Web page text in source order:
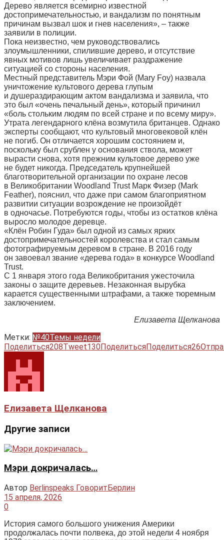
Дерево является всемирно известной
достопримечательностью, и вандализм по понятным
причинам вызвал шок и гнев населения», – также
заявили в полиции.
Пока неизвестно, чем руководствовались
злоумышленники, спилившие дерево, и отсутствие
явных мотивов лишь увеличивает раздражение
ситуацией со стороны населения.
Местный представитель Мэри Фой (Mary Foy) назвала
уничтожение культового дерева глупым
и душераздирающим актом вандализма и заявила, что
это был «очень печальный день», который причинил
«боль стольким людям по всей стране и по всему миру».
Утрата легендарного клёна возмутила британцев. Однако
эксперты сообщают, что культовый многовековой клён
не погиб. Он отличается хорошим состоянием и,
поскольку был срублен у основания ствола, может
вырасти снова, хотя прежним культовое дерево уже
не будет никогда. Председатель крупнейшей
благотворительной организации по охране лесов
в Великобритании Woodland Trust Марк Физер (Mark
Feather), пояснил, что даже при самом благоприятном
развитии ситуации возрождение не произойдёт
в одночасье. Потребуются годы, чтобы из остатков клёна
выросло молодое деревце.
«Клён Робин Гуда» был одной из самых ярких
достопримечательностей королевства и стал самым
фотографируемым деревом в стране. В 2016 году
он завоевал звание «дерева года» в конкурсе Woodland
Trust.
С 1 января этого года Великобритания ужесточила
законы о защите деревьев. Незаконная вырубка
карается существенными штрафами, а также тюремным
заключением.
Елизавета Щелканова
Метки: №40Темы недели
Поделиться208Tweet130ПоделитьсяПоделиться26
Елизавета Щелканова
Другие записи
Мэри докричалась…
Автор Berlinspeaks ГоворитБерлин
15 апреля, 2026
0
История самого большого унижения Америки
продолжалась почти полвека, до этой недели 4 ноября